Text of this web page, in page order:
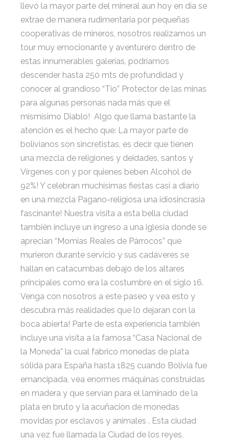
llevó la mayor parte del mineral aun hoy en día se
extrae de manera rudimentaria por pequeñas
cooperativas de mineros, nosotros realizamos un
tour muy emocionante y aventurero dentro de
estas innumerables galerías, podríamos
descender hasta 250 mts de profundidad y
conocer al grandioso “Tio” Protector de las minas
para algunas personas nada más que el
mismísimo Diablo! Algo que llama bastante la
atención es el hecho que: La mayor parte de
bolivianos son sincretistas, es decir que tienen
una mezcla de religiones y deidades, santos y
Vírgenes con y por quienes beben Alcohol de
92%! Y celebran muchísimas fiestas casi a diario
en una mezcla Pagano-religiosa una idiosincrasia
fascinante! Nuestra visita a esta bella ciudad
también incluye un ingreso a una iglesia donde se
aprecian “Momias Reales de Párrocos” que
murieron durante servicio y sus cadáveres se
hallan en catacumbas debajo de los altares
principales como era la costumbre en el siglo 16.
Venga con nosotros a este paseo y vea esto y
descubra más realidades que lo dejaran con la
boca abierta! Parte de esta experiencia también
incluye una visita a la famosa “Casa Nacional de
la Moneda” la cual fabrico monedas de plata
sólida para España hasta 1825 cuando Bolivia fue
emancipada, vea enormes máquinas construidas
en madera y que servían para el laminado de la
plata en bruto y la acuñación de monedas
movidas por esclavos y animales . Esta ciudad
una vez fue llamada la Ciudad de los reyes,